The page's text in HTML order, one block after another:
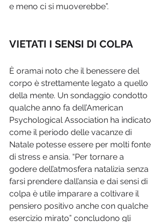
e meno ci si muoverebbe”.
VIETATI I SENSI DI COLPA
È oramai noto che il benessere del
corpo è strettamente legato a quello
della mente. Un sondaggio condotto
qualche anno fa dell’American
Psychological Association ha indicato
come il periodo delle vacanze di
Natale potesse essere per molti fonte
di stress e ansia. “Per tornare a
godere dell’atmosfera natalizia senza
farsi prendere dall’ansia e dai sensi di
colpa è utile imparare a coltivare il
pensiero positivo anche con qualche
esercizio mirato” concludono gli